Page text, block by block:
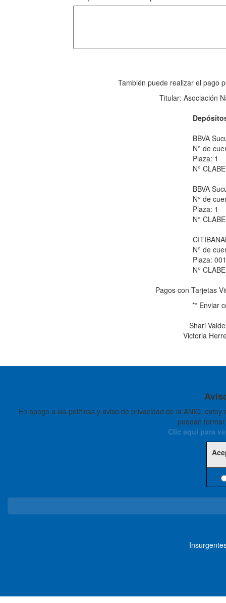
También puede realizar el pago
Titular: Asociación
BBVA
N° de
Plaza: 1
N°
BBVA
N° de
Plaza: 1
N°
N° de
Plaza: 001
N°
Pagos con Tarjetas
** Enviar
Shari
Victoria
En apego a las políticas y aviso de privacidad de la ANIQ,
puedan
Clic aquí para